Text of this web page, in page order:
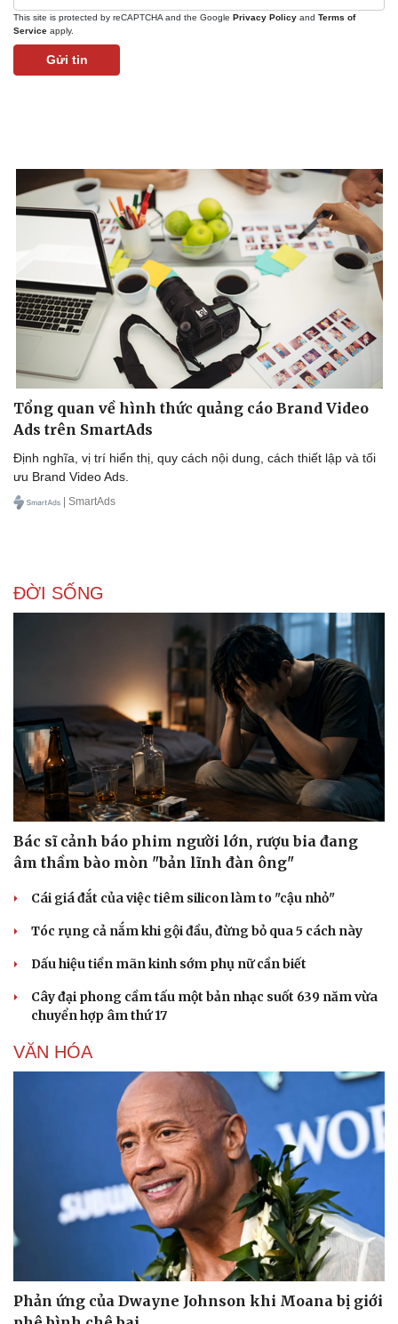
Pháp luật
Vụ án
Tin nóng
Tư vấn luật
Quân sự - Quốc phòng
Vũ khí
Việt Nam
Phân tích
This site is protected by reCAPTCHA and the Google Privacy Policy and Terms of
Service apply.
Gửi tin
Tổng quan về hình thức quảng cáo Brand Video
Ads trên SmartAds
Định nghĩa, vị trí hiển thị, quy cách nội dung, cách thiết lập và tối
ưu Brand Video Ads.
| SmartAds
ĐỜI SỐNG
Bác sĩ cảnh báo phim người lớn, rượu bia đang
âm thầm bào mòn "bản lĩnh đàn ông"
Cái giá đắt của việc tiêm silicon làm to "cậu nhỏ"
Tóc rụng cả nắm khi gội đầu, đừng bỏ qua 5 cách này
Dấu hiệu tiền mãn kinh sớm phụ nữ cần biết
Cây đại phong cầm tấu một bản nhạc suốt 639 năm vừa
chuyển hợp âm thứ 17
VĂN HÓA
Phản ứng của Dwayne Johnson khi Moana bị giới